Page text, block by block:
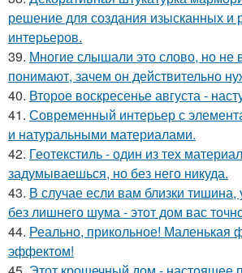
решение для создания изысканных и
интерьеров.
39. Многие слышали это слово, но не
понимают, зачем он действительно
40. Второе воскресенье августа -
41. Современный интерьер с
и натуральными материалами.
42. Геотекстиль - один из тех
задумываешься, но без него никуда.
43. В случае если вам близки тишина,
без лишнего шума - этот дом вас
44. Реально, прикольное! Маленькая
эффектом!